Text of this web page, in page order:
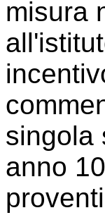
misura
singola
anno